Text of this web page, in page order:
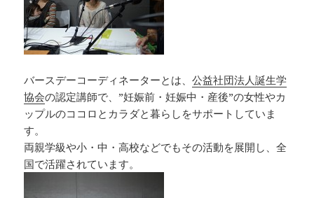
バースデーコーディネーターとは、公益社団法人誕生学
協会の認定講師で、”妊娠前・妊娠中・産後”の女性やカ
ップルのココロとカラダと暮らしをサポートしていま
す。
両親学級や小・中・高校などでもその活動を展開し、全
国で活躍されています。